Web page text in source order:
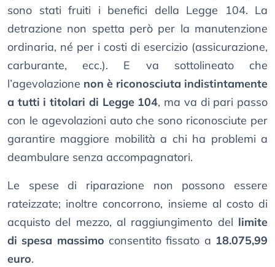
sono stati fruiti i benefici della Legge 104. La
detrazione non spetta però per la manutenzione
ordinaria, né per i costi di esercizio (assicurazione,
carburante, ecc.). E va sottolineato che
l’agevolazione non è riconosciuta indistintamente
a tutti i titolari di Legge 104, ma va di pari passo
con le agevolazioni auto che sono riconosciute per
garantire maggiore mobilità a chi ha problemi a
deambulare senza accompagnatori.
Le spese di riparazione non possono essere
rateizzate; inoltre concorrono, insieme al costo di
acquisto del mezzo, al raggiungimento del limite
di spesa massimo consentito fissato a 18.075,99
euro.